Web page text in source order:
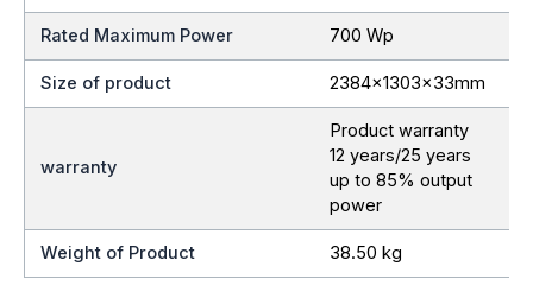
Rated Maximum Power 700 Wp
Size of product 2384x1303x33mm
warranty
Product warranty
12 years/25 years
up to 85% output
power
Weight of Product 38.50 kg